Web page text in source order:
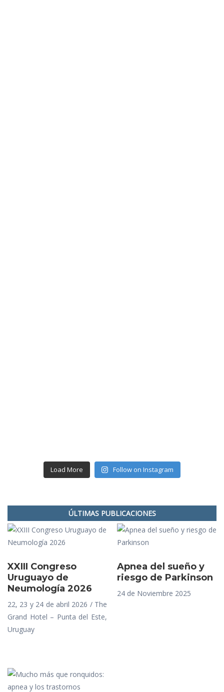
Load More Follow on Instagram
ÚLTIMAS PUBLICACIONES
XXIII Congreso
Uruguayo de
Neumología 2026
22, 23 y 24 de abril 2026 / The
Grand Hotel – Punta del Este,
Uruguay
Apnea del sueño y
riesgo de Parkinson
24 de Noviembre 2025